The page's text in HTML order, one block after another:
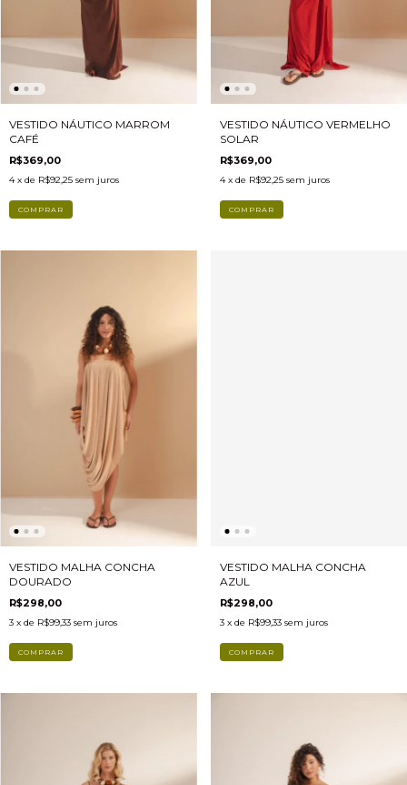
VESTIDO NÁUTICO MARROM
CAFÉ
R$369,00
4 x de R$92,25 sem juros
COMPRAR
VESTIDO NÁUTICO VERMELHO
SOLAR
R$369,00
4 x de R$92,25 sem juros
COMPRAR
VESTIDO MALHA CONCHA
DOURADO
R$298,00
3 x de R$99,33 sem juros
COMPRAR
VESTIDO MALHA CONCHA
AZUL
R$298,00
3 x de R$99,33 sem juros
COMPRAR